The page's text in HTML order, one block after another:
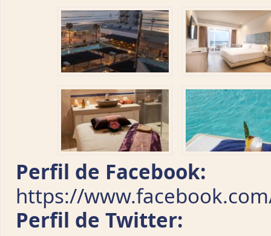
Perfil de Facebook:
https://
Perfil de Twitter: